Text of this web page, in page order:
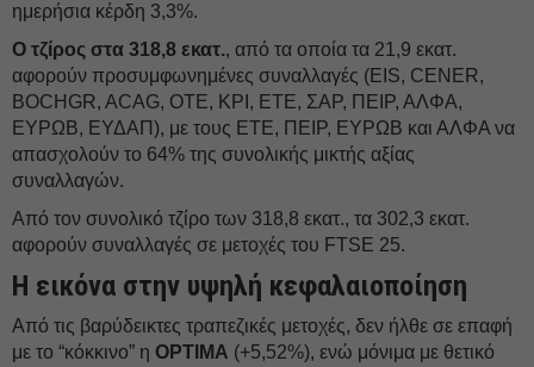
ημερήσια κέρδη 3,3%.
Ο τζίρος στα 318,8 εκατ., από τα οποία τα 21,9 εκατ.
αφορούν προσυμφωνημένες συναλλαγές (EIS, CENER,
BOCHGR, ACAG, ΟΤΕ, ΚΡΙ, ΕΤΕ, ΣΑΡ, ΠΕΙΡ, ΑΛΦΑ,
ΕΥΡΩΒ, ΕΥΔΑΠ), με τους ΕΤΕ, ΠΕΙΡ, ΕΥΡΩΒ και ΑΛΦΑ να
απασχολούν το 64% της συνολικής μικτής αξίας
συναλλαγών.
Από τον συνολικό τζίρο των 318,8 εκατ., τα 302,3 εκατ.
αφορούν συναλλαγές σε μετοχές του FTSE 25.
Η εικόνα στην υψηλή κεφαλαιοποίηση
Από τις βαρύδεικτες τραπεζικές μετοχές, δεν ήλθε σε επαφή
με το “κόκκινο” η OPTIMA (+5,52%), ενώ μόνιμα με θετικό